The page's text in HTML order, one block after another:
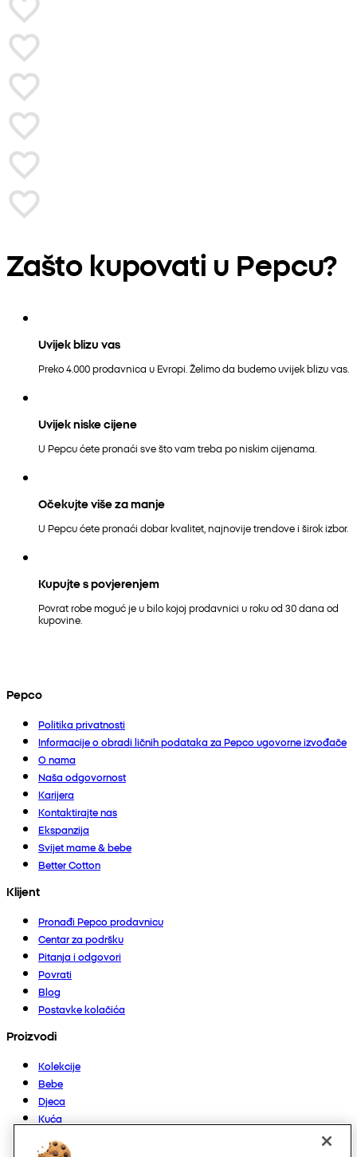
Zašto kupovati u Pepcu?
Uvijek blizu vas
Preko 4.000 prodavnica u Evropi. Želimo da budemo uvijek blizu vas.
Uvijek niske cijene
U Pepcu ćete pronaći sve što vam treba po niskim cijenama.
Očekujte više za manje
U Pepcu ćete pronaći dobar kvalitet, najnovije trendove i širok izbor.
Kupujte s povjerenjem
Povrat robe moguć je u bilo kojoj prodavnici u roku od 30 dana od
kupovine.
Pepco
Politika privatnosti
Informacije o obradi ličnih podataka za Pepco ugovorne izvođače
O nama
Naša odgovornost
Karijera
Kontaktirajte nas
Ekspanzija
Svijet mame & bebe
Better Cotton
Klijent
Pronađi Pepco prodavnicu
Centar za podršku
Pitanja i odgovori
Povrati
Blog
Postavke kolačića
Proizvodi
Kolekcije
Bebe
Djeca
Kuća
Muškarci